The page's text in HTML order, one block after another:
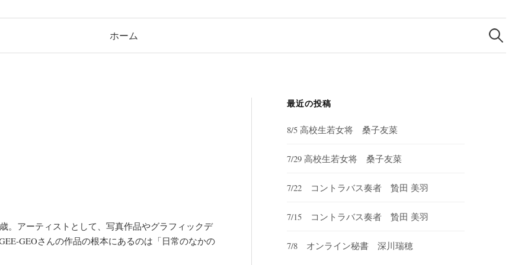
ホーム
検
索:
。アーティストとして、写真作品やグラフィックデ
GEOさんの作品の根本にあるのは「日常のなかの
最近の投稿
8/5 高校生若女将 桑子友菜
7/29 高校生若女将 桑子友菜
7/22 コントラバス奏者 贄田 美羽
7/15 コントラバス奏者 贄田 美羽
7/8 オンライン秘書 深川瑞穂